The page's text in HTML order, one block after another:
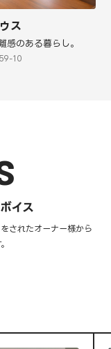
ス
感のある暮らし。
10
イス
されたオーナー様から